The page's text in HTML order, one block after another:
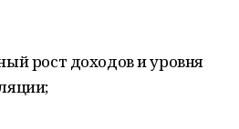
рост доходов и уровня